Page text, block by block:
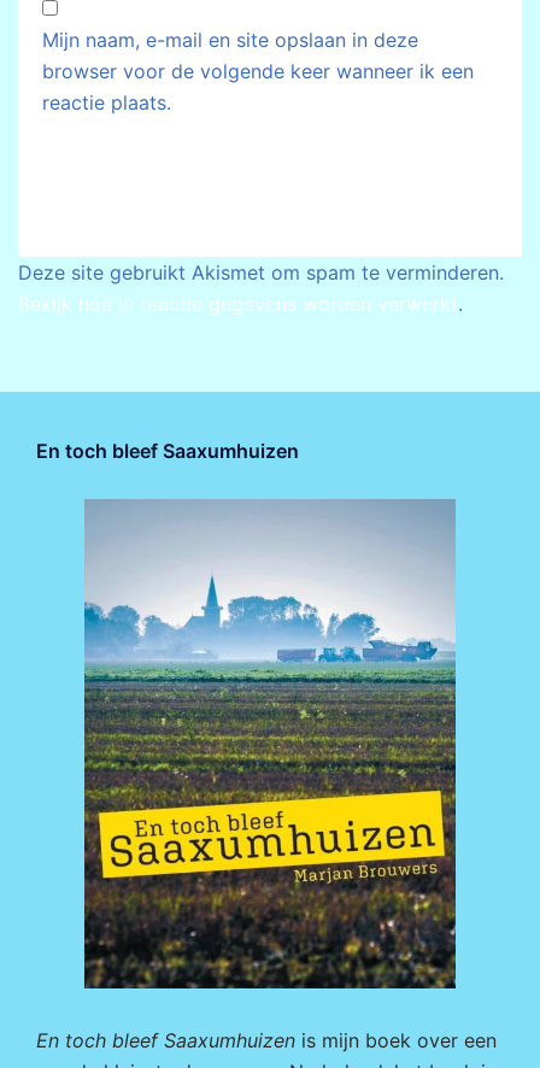
Mijn naam, e-mail en site opslaan in deze
browser voor de volgende keer wanneer ik een
reactie plaats.
Deze site gebruikt Akismet om spam te verminderen.
Bekijk hoe je reactie gegevens worden verwerkt.
En toch bleef Saaxumhuizen
En toch bleef Saaxumhuizen is mijn boek over een